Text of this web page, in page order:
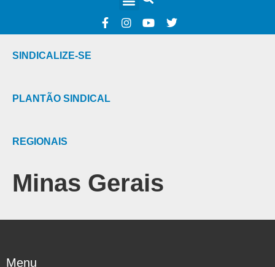
SINDICALIZE-SE
PLANTÃO SINDICAL
REGIONAIS
Minas Gerais
Menu